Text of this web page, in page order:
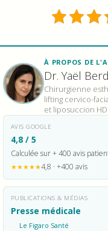
À PROPOS DE
Dr. Yaël
Chirurgienne
lifting cervico-
et liposuccion HD
AVIS GOOGLE
4,8 / 5
Calculée sur + 400 avis
★★★★★4,8 · +400 avis
PUBLICATIONS & MÉDIAS
Presse médicale
Le Figaro Santé